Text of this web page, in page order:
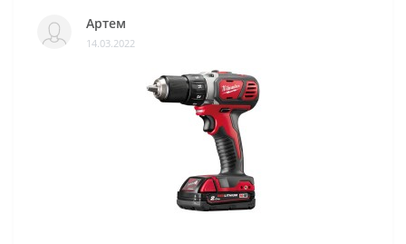
Артем
14.03.2022